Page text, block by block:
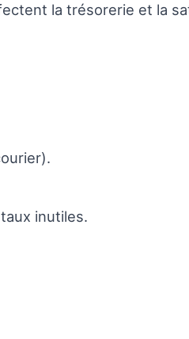
la trésorerie et la
inutiles.